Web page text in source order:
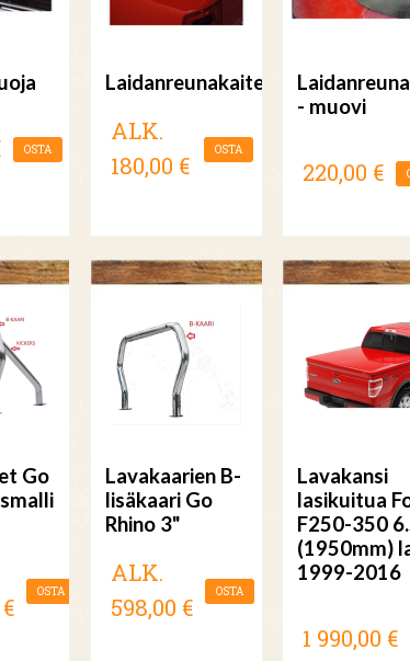
OSTA
Laidanreunakaiteet
ALK.
180,00 €
OSTA
- muovi
220,00 €
Go
OSTA
Lavakaarien B-
lisäkaari Go
Rhino 3"
ALK.
598,00 €
OSTA
Lavakansi
lasikuitua
F250-350
(1950mm)
1999-2016
1 990,00 €